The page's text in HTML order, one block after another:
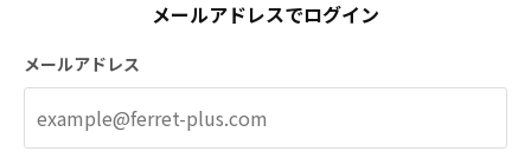
メールアドレスでログイン
メールアドレス